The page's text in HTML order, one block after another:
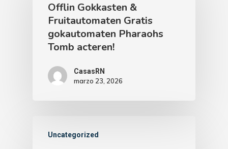
Offlin Gokkasten &
Fruitautomaten Gratis
gokautomaten Pharaohs
Tomb acteren!
CasasRN
marzo 23, 2026
Uncategorized